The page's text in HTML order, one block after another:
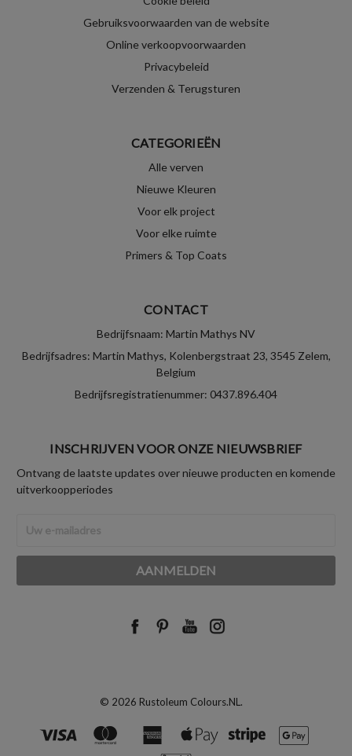
Gebruiksvoorwaarden van de website
Online verkoopvoorwaarden
Privacybeleid
Verzenden & Terugsturen
CATEGORIEËN
Alle verven
Nieuwe Kleuren
Voor elk project
Voor elke ruimte
Primers & Top Coats
CONTACT
Bedrijfsnaam: Martin Mathys NV
Bedrijfsadres: Martin Mathys, Kolenbergstraat 23, 3545 Zelem,
Belgium
Bedrijfsregistratienummer: 0437.896.404
INSCHRIJVEN VOOR ONZE NIEUWSBRIEF
Ontvang de laatste updates over nieuwe producten en komende
uitverkoopperiodes
mailadres
© 2026 Rustoleum Colours.NL.